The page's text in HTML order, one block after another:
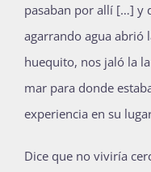
pasaban por allí […] y
agarrando agua abrió
huequito, nos jaló la
mar para donde
experiencia en su
Dice que no viviría